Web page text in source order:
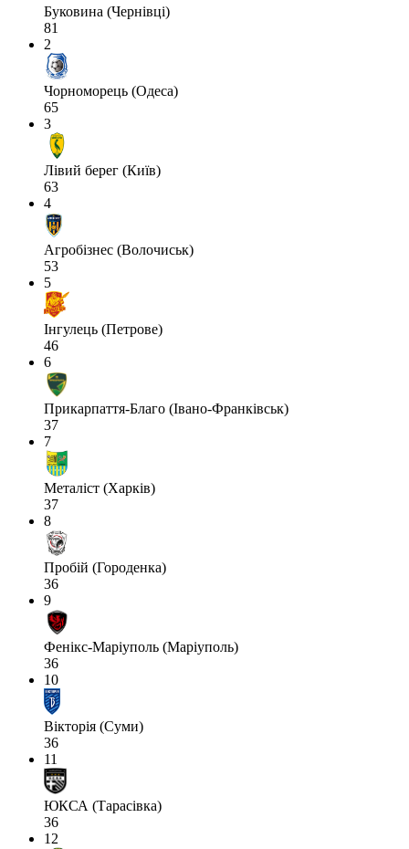
Буковина (Чернівці)
81
2
Чорноморець (Одеса)
65
3
Лівий берег (Київ)
63
4
Агробізнес (Волочиськ)
53
5
Інгулець (Петрове)
46
6
Прикарпаття-Благо (Івано-Франківськ)
37
7
Металіст (Харків)
37
8
Пробій (Городенка)
36
9
Фенікс-Маріуполь (Маріуполь)
36
10
Вікторія (Суми)
36
11
ЮКСА (Тарасівка)
36
12